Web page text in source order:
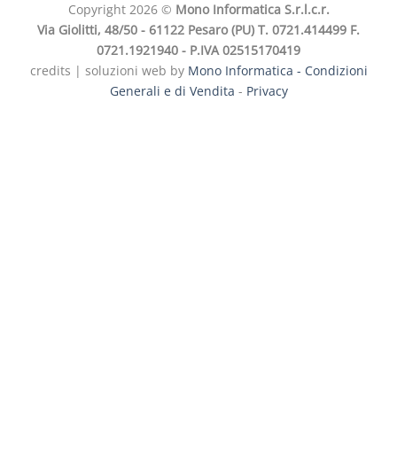
Copyright 2026 © Mono Informatica S.r.l.c.r.
Via Giolitti, 48/50 - 61122 Pesaro (PU) T. 0721.414499 F.
0721.1921940 - P.IVA 02515170419
credits | soluzioni web by Mono Informatica - Condizioni
Generali e di Vendita - Privacy